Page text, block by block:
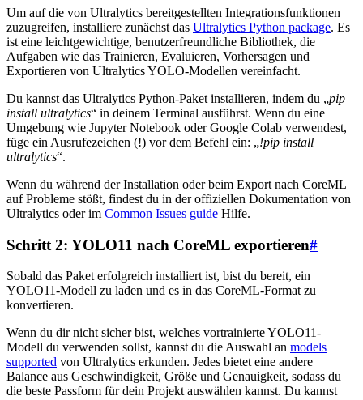
Um auf die von Ultralytics bereitgestellten Integrationsfunktionen
zuzugreifen, installiere zunächst das Ultralytics Python package. Es
ist eine leichtgewichtige, benutzerfreundliche Bibliothek, die
Aufgaben wie das Trainieren, Evaluieren, Vorhersagen und
Exportieren von Ultralytics YOLO-Modellen vereinfacht.
Du kannst das Ultralytics Python-Paket installieren, indem du „pip
install ultralytics“ in deinem Terminal ausführst. Wenn du eine
Umgebung wie Jupyter Notebook oder Google Colab verwendest,
füge ein Ausrufezeichen (!) vor dem Befehl ein: „!pip install
ultralytics“.
Wenn du während der Installation oder beim Export nach CoreML
auf Probleme stößt, findest du in der offiziellen Dokumentation von
Ultralytics oder im Common Issues guide Hilfe.
Schritt 2: YOLO11 nach CoreML exportieren#
Sobald das Paket erfolgreich installiert ist, bist du bereit, ein
YOLO11-Modell zu laden und es in das CoreML-Format zu
konvertieren.
Wenn du dir nicht sicher bist, welches vortrainierte YOLO11-
Modell du verwenden sollst, kannst du die Auswahl an models
supported von Ultralytics erkunden. Jedes bietet eine andere
Balance aus Geschwindigkeit, Größe und Genauigkeit, sodass du
die beste Passform für dein Projekt auswählen kannst. Du kannst